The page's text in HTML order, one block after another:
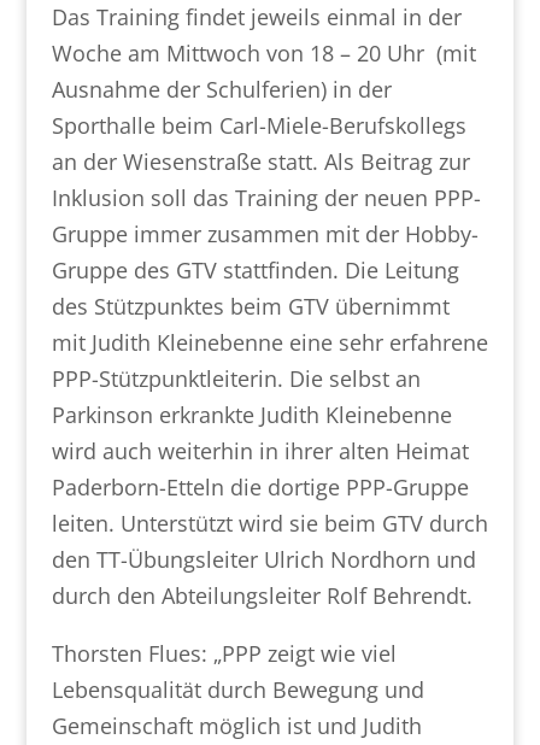
Das Training findet jeweils einmal in der
Woche am Mittwoch von 18 – 20 Uhr (mit
Ausnahme der Schulferien) in der
Sporthalle beim Carl-Miele-Berufskollegs
an der Wiesenstraße statt. Als Beitrag zur
Inklusion soll das Training der neuen PPP-
Gruppe immer zusammen mit der Hobby-
Gruppe des GTV stattfinden. Die Leitung
des Stützpunktes beim GTV übernimmt
mit Judith Kleinebenne eine sehr erfahrene
PPP-Stützpunktleiterin. Die selbst an
Parkinson erkrankte Judith Kleinebenne
wird auch weiterhin in ihrer alten Heimat
Paderborn-Etteln die dortige PPP-Gruppe
leiten. Unterstützt wird sie beim GTV durch
den TT-Übungsleiter Ulrich Nordhorn und
durch den Abteilungsleiter Rolf Behrendt.
Thorsten Flues: „PPP zeigt wie viel
Lebensqualität durch Bewegung und
Gemeinschaft möglich ist und Judith